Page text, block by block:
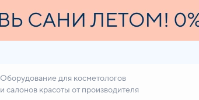
Оборудование для косметологов
и салонов красоты от производителя